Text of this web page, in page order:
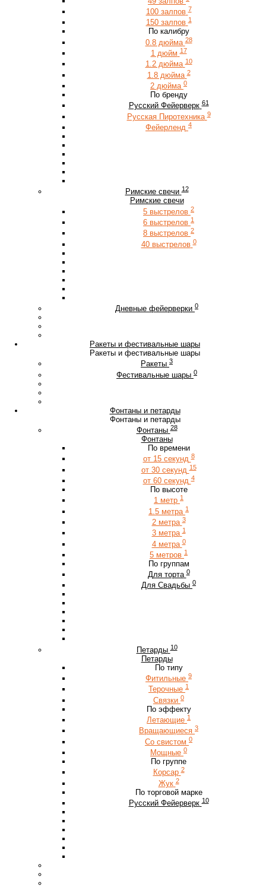
100 залпов 7
150 залпов 1
По калибру
0.8 дюйма 28
1 дюйм 17
1.2 дюйма 10
1.8 дюйма 2
2 дюйма 0
По бренду
Русский Фейерверк 61
Русская Пиротехника 9
Фейерленд 4
Римские свечи 12
Римские свечи
5 выстрелов 2
6 выстрелов 1
8 выстрелов 2
40 выстрелов 0
Дневные фейерверки 0
Ракеты и фестивальные шары
Ракеты и фестивальные шары
Ракеты 3
Фестивальные шары 0
Фонтаны и петарды
Фонтаны и петарды
Фонтаны 28
Фонтаны
По времени
от 15 секунд 8
от 30 секунд 15
от 60 секунд 4
По высоте
1 метр 1
1.5 метра 1
2 метра 3
3 метра 1
4 метра 0
5 метров 1
По группам
Для торта 0
Для Свадьбы 0
Петарды 10
Петарды
По типу
Фитильные 9
Терочные 1
Связки 0
По эффекту
Летающие 1
Вращающиеся 3
Со свистом 0
Мощные 0
По группе
Корсар 2
Жук 2
По торговой марке
Русский Фейерверк 10